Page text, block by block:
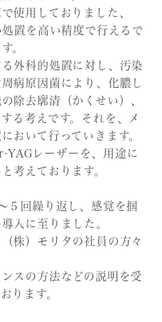
使用しておりました、
置を高い精度で行えるで
。
外科的処置に対し、汚染
病原因菌により、化膿し
除去廓清（かくせい）、
る考えです。それを、メ
おいて行っていきます。
YAGレーザーを、用途に
考えております。
５回繰り返し、感覚を掴
入に至りました。
株）モリタの社員の方々
スの方法などの説明を受
ります。